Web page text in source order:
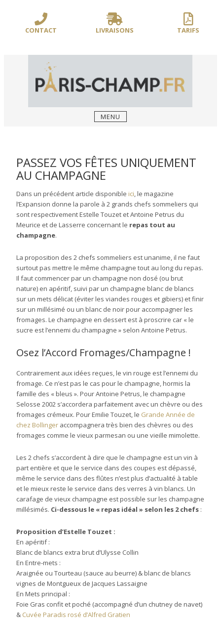
contenuCONTACT LIVRAISONS TARIFS
BOUSSOLE **/
MENU
PASSEZ VOS FÊTES UNIQUEMENT
AU CHAMPAGNE
Dans un précédent article disponible ici, le magazine
l’Expansion donne la parole à 2 grands chefs sommeliers qui
sont respectivement Estelle Touzet et Antoine Petrus du
Meurice et de Lasserre concernant le repas tout au
champagne.
La proposition des 2 chefs sommeliers est unanime, il ne faut
surtout pas mettre le même champagne tout au long du repas.
Il faut commencer par un champagne non dosé (ou brut
nature) en apéritif, suivi par un champagne blanc de blancs
sur un mets délicat (éviter les viandes rouges et gibiers) et finir
sur un millésimé ou un blanc de noir pour accompagner les
fromages. Le champagne en dessert est à proscrire car « le
sucre est l’ennemi du champagne » selon Antoine Petrus.
Osez l’Accord Fromages/Champagne !
Contrairement aux idées reçues, le vin rouge est l’ennemi du
fromage. Ce n’est pas le cas pour le champagne, hormis la
famille des « bleus ». Pour Antoine Petrus, le champagne
Selosse 2002 s’accordera parfaitement avec un chèvre ou des
fromages crémeux. Pour Emilie Touzet, le Grande Année de
chez Bollinger accompagnera très bien des chèvres ou des
fromages comme le vieux parmesan ou une vieille mimolette.
Les 2 chefs s’accordent à dire que le champagne est un vin à
part entière et que le service dans des coupes est dépassé,
même le service dans des flûtes n’est plus d’actualité à table
et le mieux reste le service dans des verres à vin blancs. Un
carafage de vieux champagne est possible sur les champagne
millésimés. Ci-dessous le « repas idéal » selon les 2 chefs :
Proposition d’Estelle Touzet :
En apéritif :
Blanc de blancs extra brut d’Ulysse Collin
En Entre-mets :
Araignée ou Tourteau (sauce au beurre) & blanc de blancs
vignes de Montgueux de Jacques Lassaigne
En Mets principal :
Foie Gras confit et poché (accompagné d’un chutney de navet)
& Cuvée Paradis rosé d’Alfred Gratien